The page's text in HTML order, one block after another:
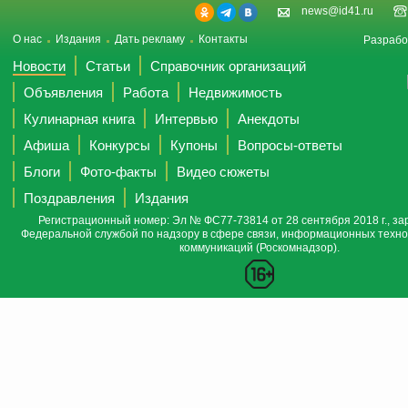
news@id41.ru
О нас Издания Дать рекламу Контакты
Новости Статьи
Справочник организаций
Объявления
Работа
Недвижимость
Кулинарная книга
Интервью
Анекдоты
Афиша
Конкурсы Купоны
Вопросы-ответы
Блоги
Фото-факты
Видео сюжеты
Поздравления
Издания
Регистрационный номер: Эл № ФС77-73814 от 28 сентября 2018 г.,
Федеральной службой по надзору в сфере связи, информационных
коммуникаций (Роскомнадзор).